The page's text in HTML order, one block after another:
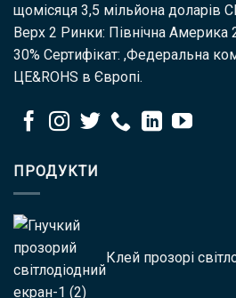
щомісяця 3,5 мільйона доларів
Верх 2 Ринки: Північна Америка
30% Сертифікат: ,Федеральна
ЦЕ&ROHS в Європі.
ПРОДУКТИ
Клей прозорі